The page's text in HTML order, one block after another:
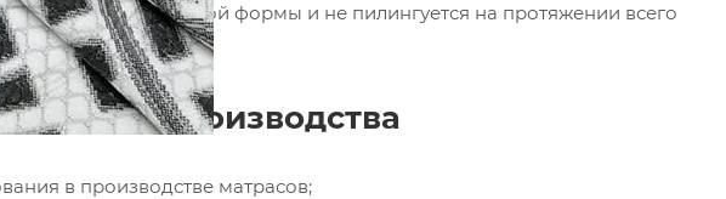
изгибы изделий любой формы и не пилингуется на протяжении всего
производства
в производстве матрасов;